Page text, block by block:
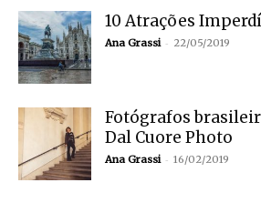
10 Atrações
Ana Grassi - 22/05/2019
Fotógrafos
Dal Cuore Photo
Ana Grassi - 16/02/2019